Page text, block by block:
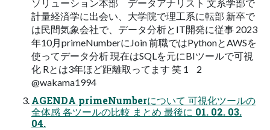
ソリューション本部 データアナリスト 文系学部で
計量経済学に出会い、大学院で理工系に転部 新卒で
は民間気象会社で、データ分析とIT開発に従事 2023
年10月primeNumberにJoin 前職ではPythonとAWSを
使ってデータ分析 現在はSQLを元にBIツールで可視
化 Rとは3年ほど距離取ってます 笑 1 2
@wakama1994
AGENDA primeNumberについて 可視化ツールの
全体感 各ツールの比較 まとめ 最後に 01. 02. 03.
04.